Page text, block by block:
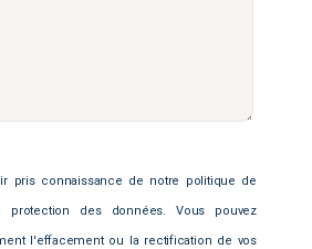
pris connaissance de notre politique de
protection des données. Vous pouvez
l'effacement ou la rectification de vos